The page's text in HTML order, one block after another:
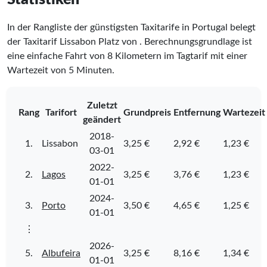
In der Rangliste der günstigsten Taxitarife in Portugal belegt
der Taxitarif Lissabon Platz von . Berechnungsgrundlage ist
eine einfache Fahrt von 8 Kilometern im Tagtarif mit einer
Wartezeit von 5 Minuten.
Rang Tarifort
Zuletzt
geändert
Grundpreis Entfernung Wartezeit
1. Lissabon
2018-
03-01
3,25 € 2,92 € 1,23 €
2. Lagos
2022-
01-01
3,25 € 3,76 € 1,23 €
3. Porto
2024-
01-01
3,50 € 4,65 € 1,25 €
⋮
5. Albufeira
2026-
01-01
3,25 € 8,16 € 1,34 €